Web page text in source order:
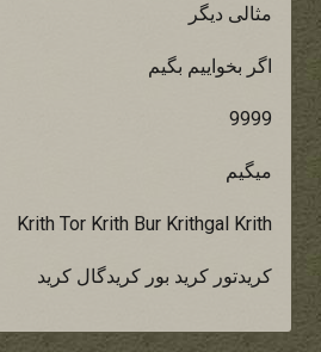
مثالی دیگر
اگر بخواییم بگیم
9999
میگیم
Krith Tor Krith Bur Krithgal Krith
کریدتور کرید بور کریدگال کرید